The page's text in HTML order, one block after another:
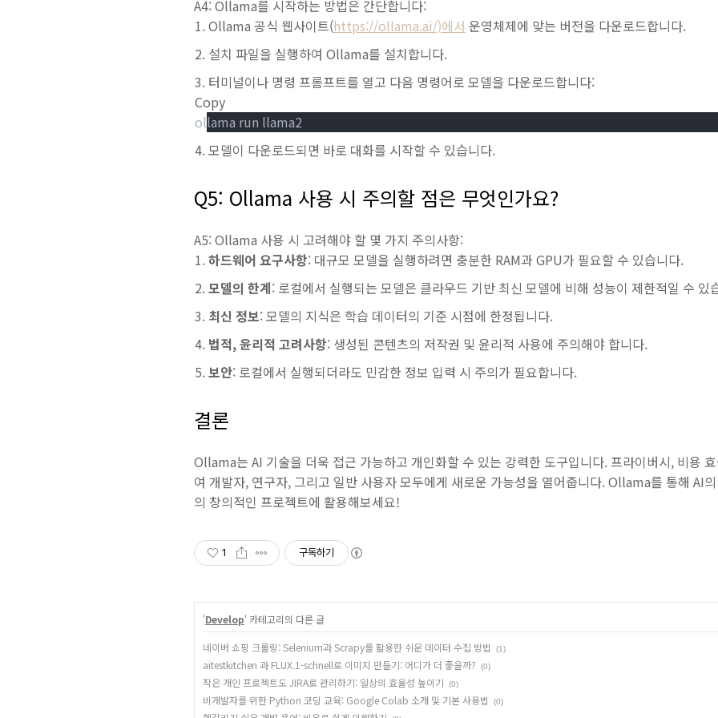
A4: Ollama를 시작하는 방법은 간단합니다:
Ollama 공식 웹사이트(https://ollama.ai/)에서 운영체제에 맞는 버전을 다운로드합니다.
설치 파일을 실행하여 Ollama를 설치합니다.
터미널이나 명령 프롬프트를 열고 다음 명령어로 모델을 다운로드합니다:
Copy
ollama run llama2
모델이 다운로드되면 바로 대화를 시작할 수 있습니다.
Q5: Ollama 사용 시 주의할 점은 무엇인가요?
A5: Ollama 사용 시 고려해야 할 몇 가지 주의사항:
하드웨어 요구사항: 대규모 모델을 실행하려면 충분한 RAM과 GPU가 필요할 수 있습니다.
모델의 한계: 로컬에서 실행되는 모델은 클라우드 기반 최신 모델에 비해 성능이 제한적일 수 있
최신 정보: 모델의 지식은 학습 데이터의 기준 시점에 한정됩니다.
법적, 윤리적 고려사항: 생성된 콘텐츠의 저작권 및 윤리적 사용에 주의해야 합니다.
보안: 로컬에서 실행되더라도 민감한 정보 입력 시 주의가 필요합니다.
결론
Ollama는 AI 기술을 더욱 접근 가능하고 개인화할 수 있는 강력한 도구입니다. 프라이버시, 비용
여 개발자, 연구자, 그리고 일반 사용자 모두에게 새로운 가능성을 열어줍니다. Ollama를 통해 AI
의 창의적인 프로젝트에 활용해보세요!
1 구독하기
'Develop' 카테고리의 다른 글
네이버 쇼핑 크롤링: Selenium과 Scrapy를 활용한 쉬운 데이터 수집 방법 (1)
aitestkitchen 과 FLUX.1-schnell로 이미지 만들기: 어디가 더 좋을까? (0)
작은 개인 프로젝트도 JIRA로 관리하기: 일상의 효율성 높이기 (0)
비개발자를 위한 Python 코딩 교육: Google Colab 소개 및 기본 사용법 (0)